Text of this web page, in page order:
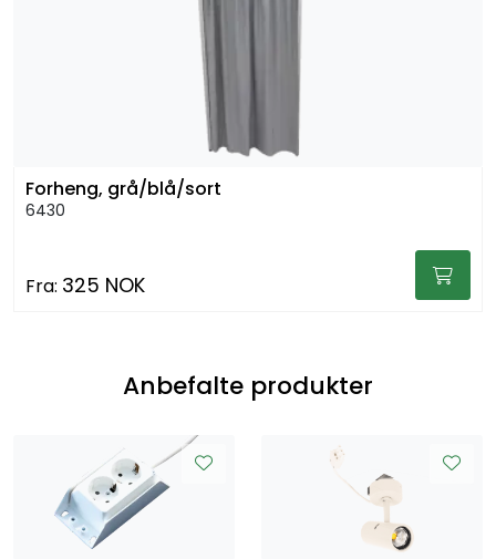
Forheng, grå/blå/sort
6430
Fra: 325 NOK
Anbefalte produkter